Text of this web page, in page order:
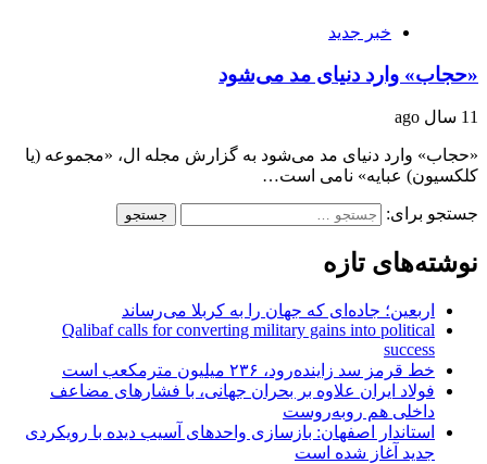
خبر جدید
«حجاب» وارد دنیای مد می‌شود
11 سال ago
«حجاب» وارد دنیای مد می‌شود به گزارش مجله ال، «مجموعه (یا
کلکسیون) عبایه» نامی است…
جستجو برای:
نوشته‌های تازه
اربعین؛ جاده‌ای که جهان را به کربلا می‌رساند
Qalibaf calls for converting military gains into political
success
خط قرمز سد زاینده‌رود، ۲۳۶ میلیون مترمکعب است
فولاد ایران علاوه بر بحران جهانی، با فشارهای مضاعف
داخلی هم روبه‌روست
استاندار اصفهان: بازسازی واحدهای آسیب دیده با رویکردی
جدید آغاز شده است